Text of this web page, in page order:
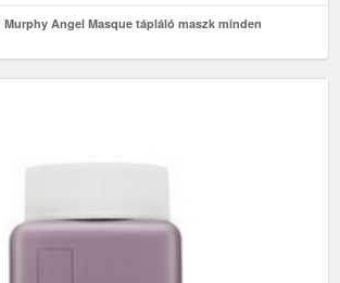
Angel Masque tápláló maszk minden